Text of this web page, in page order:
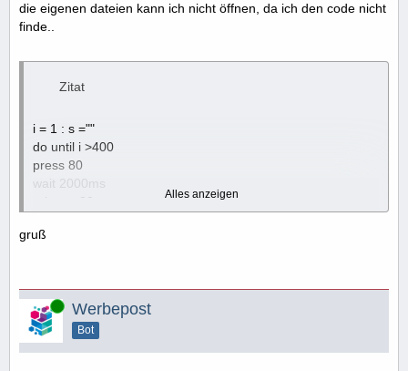
die eigenen dateien kann ich nicht öffnen, da ich den code nicht
finde..
Zitat
i = 1 : s =""
do until i >400
press 80
wait 2000ms
release 80
press 13
wait 100 ms
press 120
wait 1000 ms
release 120
Alles anzeigen
gruß
Online Werbepost
Bot